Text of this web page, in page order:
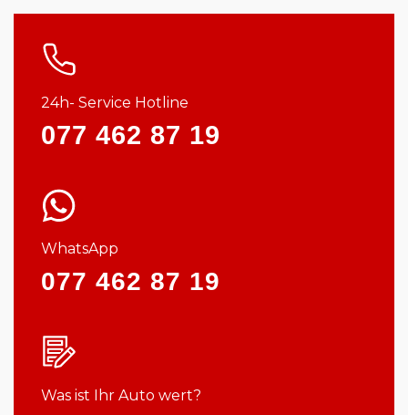
24h- Service Hotline
077 462 87 19
WhatsApp
077 462 87 19
Was ist Ihr Auto wert?